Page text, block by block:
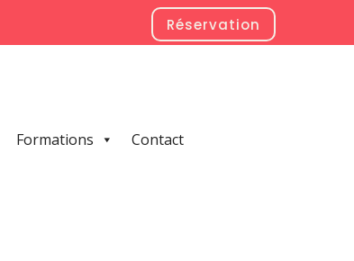
Réservation
Formations Contact